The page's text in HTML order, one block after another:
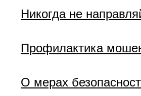
Никогда не
Профилактика
О мерах